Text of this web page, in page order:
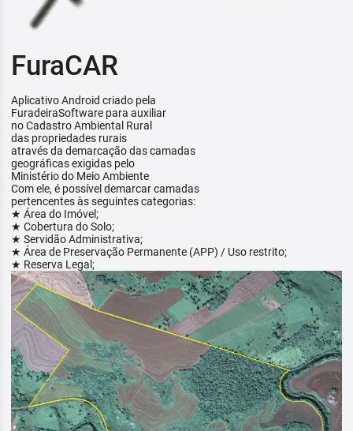
FuraCAR
Aplicativo Android criado pela
FuradeiraSoftware para auxiliar
no Cadastro Ambiental Rural
das propriedades rurais
através da demarcação das camadas
geográficas exigidas pelo
Ministério do Meio Ambiente
Com ele, é possível demarcar camadas
pertencentes às seguintes categorias:
★ Área do Imóvel;
★ Cobertura do Solo;
★ Servidão Administrativa;
★ Área de Preservação Permanente (APP) / Uso restrito;
★ Reserva Legal;